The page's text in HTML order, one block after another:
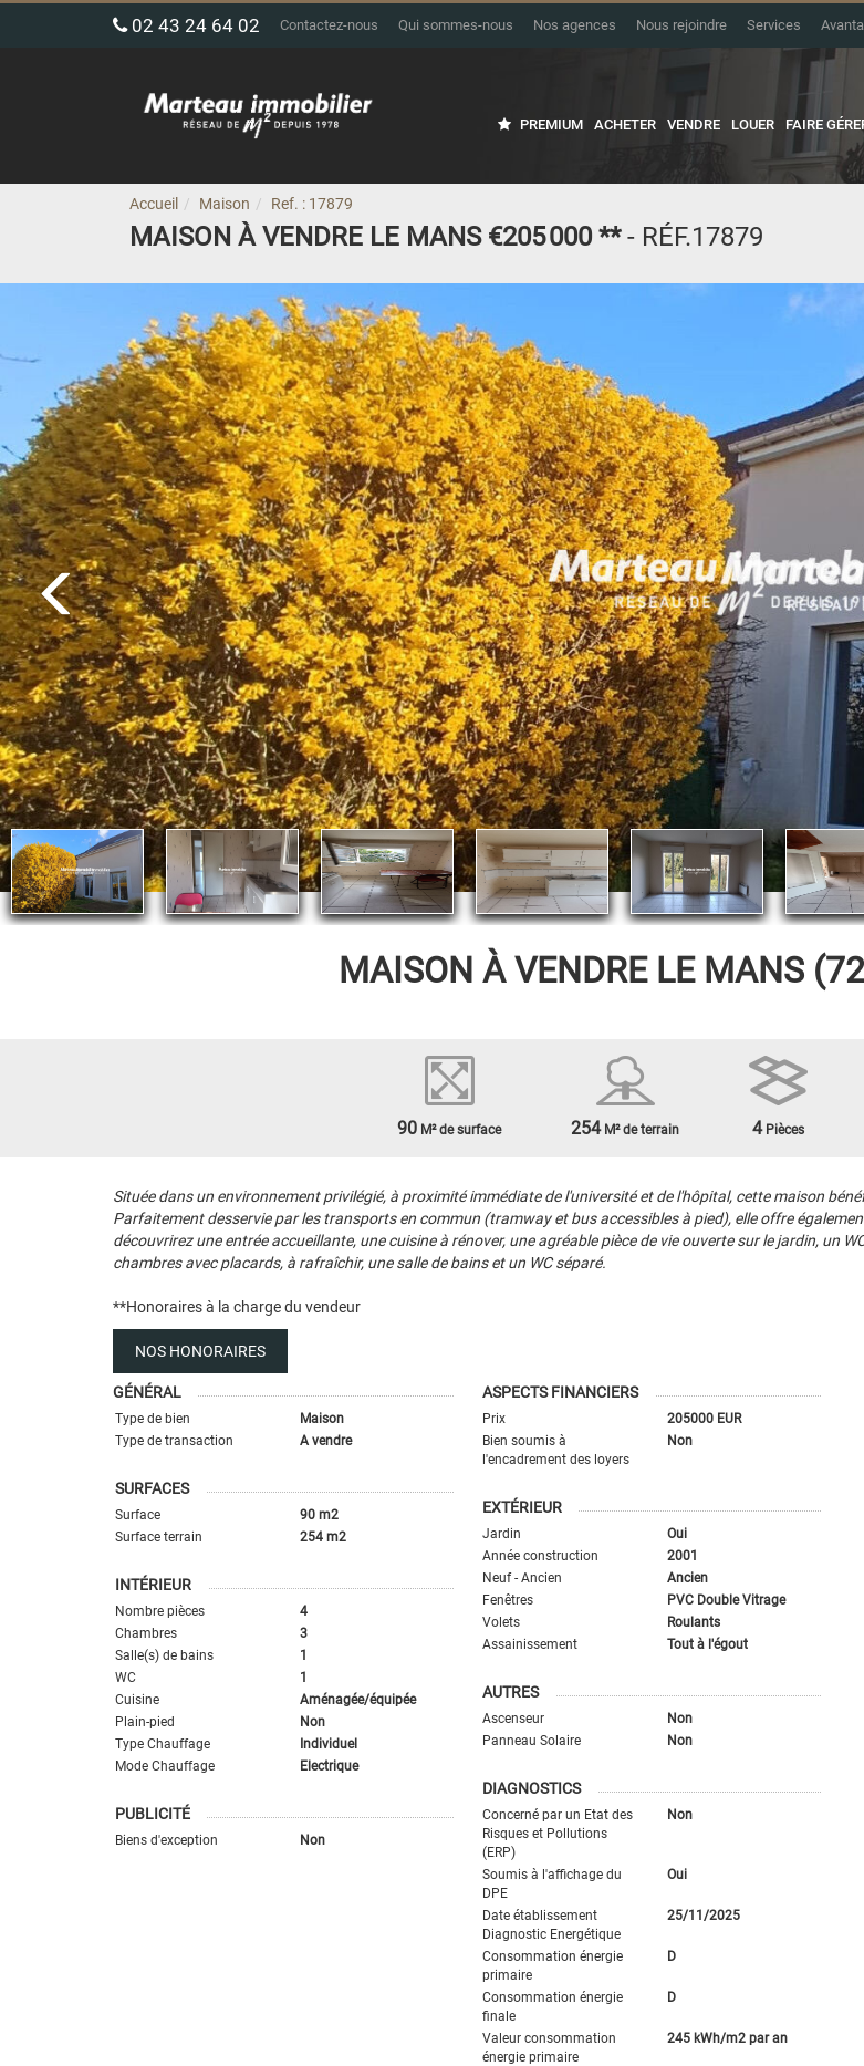
02 43 24 64 02 Contactez-nous Qui sommes-nous Nos agences Nous rejoindre Services
PREMIUM ACHETER VENDRE LOUER FAIRE
Accueil Maison Ref. : 17879
MAISON À VENDRE LE MANS €205 000**- RÉF.17879
MAISON À VENDRELE MANS
90 M² de surface 254M² de terrain 4Pièces
Située dans un environnement privilégié, à proximité immédiate de l'université et de l'hôpital, cette maison
Parfaitement desservie par les transports en commun (tramway et bus accessibles à pied), elle offre
découvrirez une entrée accueillante, une cuisine à rénover, une agréable pièce de vie ouverte sur le jardin, un
chambres avec placards, à rafraîchir, une salle de bains et un WC séparé.
**Honoraires à la charge du vendeur
NOS HONORAIRES
GÉNÉRAL
Type de bien
Maison
Type de transaction
A vendre
ASPECTS FINANCIERS
Prix
205000 EUR
Bien soumis à
l'encadrement des loyers
Non
SURFACES
Surface
90 m2
Surface terrain
254 m2
EXTÉRIEUR
Jardin
Oui
Année construction
2001
Neuf - Ancien
Ancien
Fenêtres
PVC Double Vitrage
Volets
Roulants
Assainissement
Tout à l'égout
INTÉRIEUR
Nombre pièces
4
Chambres
3
Salle(s) de bains
1
WC
1
Cuisine
Aménagée/équipée
Plain-pied
Non
Type Chauffage
Individuel
Mode Chauffage
Electrique
AUTRES
Ascenseur
Non
Panneau Solaire
Non
DIAGNOSTICS
Concerné par un Etat des
Risques et Pollutions
(ERP)
Non
Soumis à l'affichage du
DPE
Oui
Date établissement
Diagnostic Energétique
25/11/2025
Consommation énergie
primaire
D
Consommation énergie
finale
D
Valeur consommation
énergie primaire
245 kWh/m2 par an
PUBLICITÉ
Biens d'exception Non